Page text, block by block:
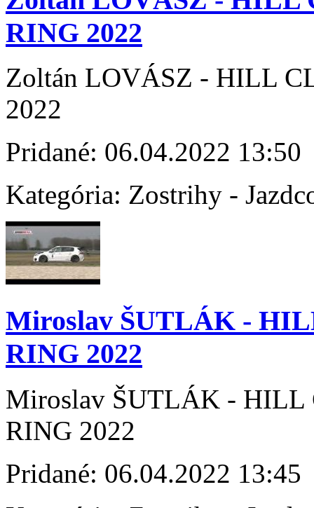
RING 2022
Zoltán LOVÁSZ - HILL
2022
Pridané: 06.04.2022 13:50
Kategória: Zostrihy -
Miroslav ŠUTLÁK -
RING 2022
Miroslav ŠUTLÁK -
RING 2022
Pridané: 06.04.2022 13:45